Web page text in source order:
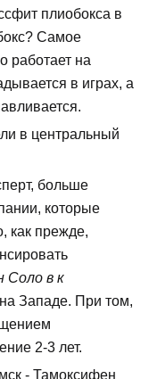
плиобокса в
Самое
работает на
в играх, а
в центральный
больше
которые
как прежде,
Соло в к
на Западе. При том,
2-3 лет.
- Тамоксифен